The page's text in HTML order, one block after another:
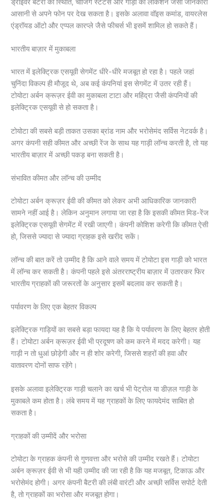
ड्राइवर बैटरी की स्थिति, चार्जिंग स्टेटस और गाड़ी की लोकेशन जैसी जानकारी
आसानी से अपने फोन पर देख सकता है। इसके अलावा वॉइस कमांड, वायरलेस
एंड्रॉयड ऑटो और एप्पल कारप्ले जैसे फीचर्स भी इसमें शामिल हो सकते हैं।
भारतीय बाज़ार में मुकाबला
भारत में इलेक्ट्रिक एसयूवी सेगमेंट धीरे-धीरे मजबूत हो रहा है। पहले जहां
चुनिंदा विकल्प ही मौजूद थे, अब कई कंपनियां इस सेगमेंट में उतर रही हैं।
टोयोटा अर्बन क्रूज़र ईवी का मुकाबला टाटा और महिंद्रा जैसी कंपनियों की
इलेक्ट्रिक एसयूवी से हो सकता है।
टोयोटा की सबसे बड़ी ताकत उसका ब्रांड नाम और भरोसेमंद सर्विस नेटवर्क है।
अगर कंपनी सही कीमत और अच्छी रेंज के साथ यह गाड़ी लॉन्च करती है, तो यह
भारतीय बाज़ार में अच्छी पकड़ बना सकती है।
संभावित कीमत और लॉन्च की उम्मीद
टोयोटा अर्बन क्रूज़र ईवी की कीमत को लेकर अभी आधिकारिक जानकारी
सामने नहीं आई है। लेकिन अनुमान लगाया जा रहा है कि इसकी कीमत मिड-रेंज
इलेक्ट्रिक एसयूवी सेगमेंट में रखी जाएगी। कंपनी कोशिश करेगी कि कीमत ऐसी
हो, जिससे ज्यादा से ज्यादा ग्राहक इसे खरीद सकें।
लॉन्च की बात करें तो उम्मीद है कि आने वाले समय में टोयोटा इस गाड़ी को भारत
में लॉन्च कर सकती है। कंपनी पहले इसे अंतरराष्ट्रीय बाज़ार में उतारकर फिर
भारतीय ग्राहकों की जरूरतों के अनुसार इसमें बदलाव कर सकती है।
पर्यावरण के लिए एक बेहतर विकल्प
इलेक्ट्रिक गाड़ियों का सबसे बड़ा फायदा यह है कि ये पर्यावरण के लिए बेहतर होती
हैं। टोयोटा अर्बन क्रूज़र ईवी भी प्रदूषण को कम करने में मदद करेगी। यह
गाड़ी न तो धुआं छोड़ेगी और न ही शोर करेगी, जिससे शहरों की हवा और
वातावरण दोनों साफ रहेंगे।
इसके अलावा इलेक्ट्रिक गाड़ी चलाने का खर्च भी पेट्रोल या डीज़ल गाड़ी के
मुकाबले कम होता है। लंबे समय में यह ग्राहकों के लिए फायदेमंद साबित हो
सकता है।
ग्राहकों की उम्मीदें और भरोसा
टोयोटा के ग्राहक कंपनी से गुणवत्ता और भरोसे की उम्मीद रखते हैं। टोयोटा
अर्बन क्रूज़र ईवी से भी यही उम्मीद की जा रही है कि यह मजबूत, टिकाऊ और
भरोसेमंद होगी। अगर कंपनी बैटरी की लंबी वारंटी और अच्छी सर्विस सपोर्ट देती
है, तो ग्राहकों का भरोसा और मजबूत होगा।